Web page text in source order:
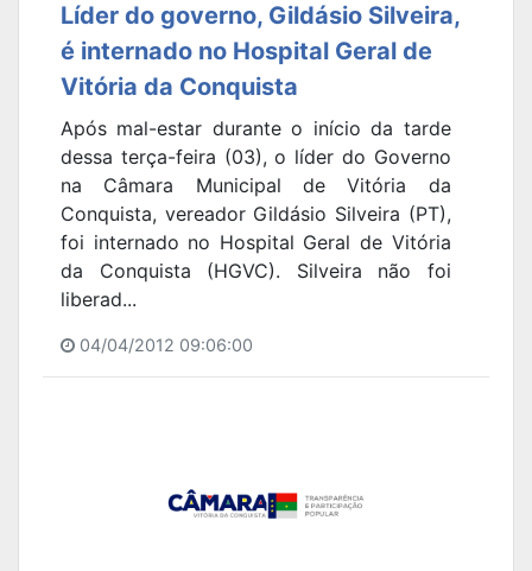
Líder do governo, Gildásio Silveira,
é internado no Hospital Geral de
Vitória da Conquista
Após mal-estar durante o início da tarde
dessa terça-feira (03), o líder do Governo
na Câmara Municipal de Vitória da
Conquista, vereador Gildásio Silveira (PT),
foi internado no Hospital Geral de Vitória
da Conquista (HGVC). Silveira não foi
liberad...
04/04/2012 09:06:00